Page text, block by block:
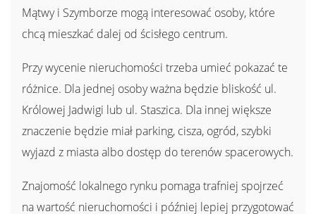
Mątwy i Szymborze mogą interesować osoby, które
chcą mieszkać dalej od ścisłego centrum.
Przy wycenie nieruchomości trzeba umieć pokazać te
różnice. Dla jednej osoby ważna będzie bliskość ul.
Królowej Jadwigi lub ul. Staszica. Dla innej większe
znaczenie będzie miał parking, cisza, ogród, szybki
wyjazd z miasta albo dostęp do terenów spacerowych.
Znajomość lokalnego rynku pomaga trafniej spojrzeć
na wartość nieruchomości i później lepiej przygotować